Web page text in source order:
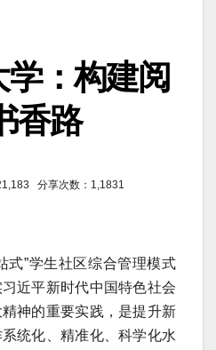
：构建阅
香路
分享次数：1,1831
式”学生社区综合管理模式
近平新时代中国特色社会
神的重要实践，是提升新
统化、精准化、科学化水